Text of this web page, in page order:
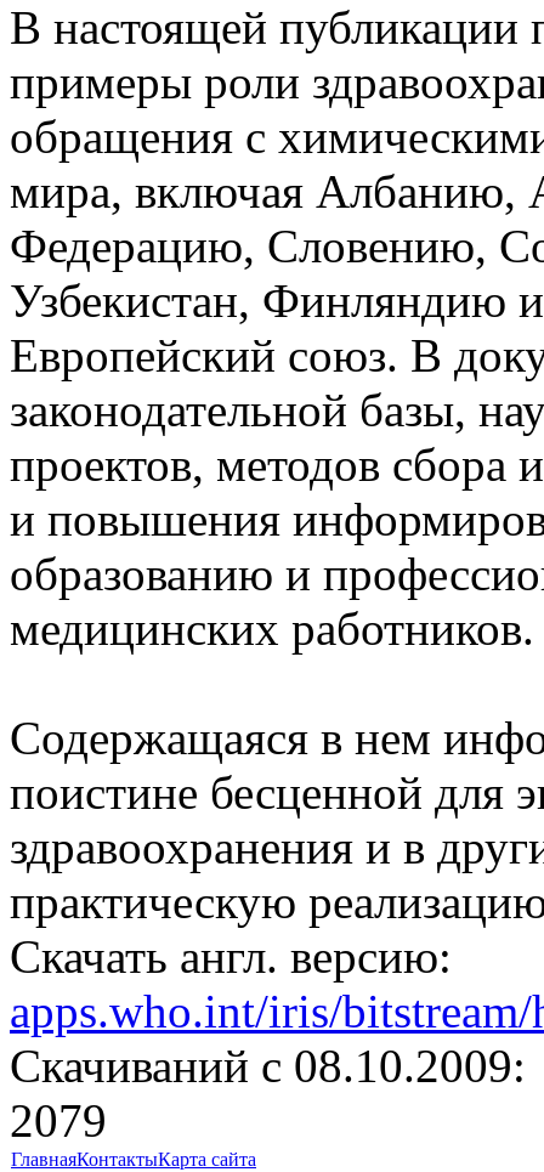
В настоящей публикации
примеры роли
обращения с
мира, включая Албанию,
Федерацию, Словению,
Узбекистан, Финляндию
Европейский союз. В
законодательной базы,
проектов, методов сбора
и повышения
образованию и
медицинских работников.
Содержащаяся в нем
поистине бесценной для
здравоохранения и в
практическую
Скачать англ. версию:
apps.who.int/iris/
Cкачиваний с 08.10.2009:
2079
ГлавнаяКонтактыКарта сайта